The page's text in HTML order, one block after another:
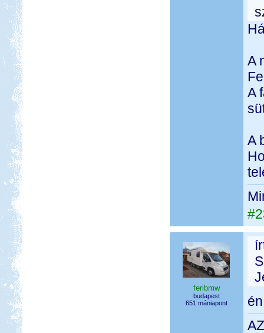
A
A
A
feribmw
budapest
651 mániapont